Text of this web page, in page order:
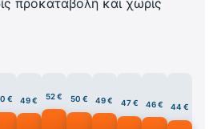
€ 49 € 52 € 50 € 49 € 47 € 46 € 44 €